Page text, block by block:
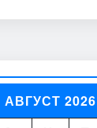
АВГУСТ 2026